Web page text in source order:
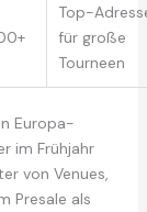
Top-
für große
Tourneen
Europa-
im Frühjahr
von Venues,
Presale als